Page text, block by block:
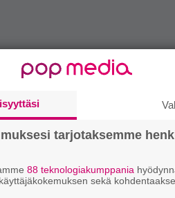
puhutaan! Nappaa
sähköpostiin tästä.
tarjotaksemme
88 teknologiakumppania
sekä